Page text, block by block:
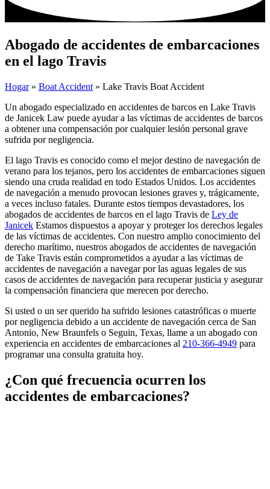
Abogado de accidentes de embarcaciones
en el lago Travis
Hogar» Boat Accident » Lake Travis Boat Accident
Un abogado especializado en accidentes de barcos en Lake Travis
de Janicek Law puede ayudar a las víctimas de accidentes de barcos
a obtener una compensación por cualquier lesión personal grave
sufrida por negligencia.
El lago Travis es conocido como el mejor destino de navegación de
verano para los tejanos, pero los accidentes de embarcaciones siguen
siendo una cruda realidad en todo Estados Unidos. Los accidentes
de navegación a menudo provocan lesiones graves y, trágicamente,
a veces incluso fatales. Durante estos tiempos devastadores, los
abogados de accidentes de barcos en el lago Travis de Ley de
Janicek Estamos dispuestos a apoyar y proteger los derechos legales
de las víctimas de accidentes. Con nuestro amplio conocimiento del
derecho marítimo, nuestros abogados de accidentes de navegación
de Take Travis están comprometidos a ayudar a las víctimas de
accidentes de navegación a navegar por las aguas legales de sus
casos de accidentes de navegación para recuperar justicia y asegurar
la compensación financiera que merecen por derecho.
Si usted o un ser querido ha sufrido lesiones catastróficas o muerte
por negligencia debido a un accidente de navegación cerca de San
Antonio, New Braunfels o Seguin, Texas, llame a un abogado con
experiencia en accidentes de embarcaciones al 210-366-4949 para
programar una consulta gratuita hoy.
¿Con qué frecuencia ocurren los
accidentes de embarcaciones?